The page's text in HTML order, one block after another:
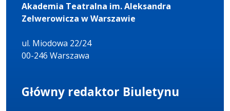
Akademia Teatralna im. Aleksandra
Zelwerowicza w Warszawie
ul. Miodowa 22/24
00-246 Warszawa
Główny redaktor Biuletynu